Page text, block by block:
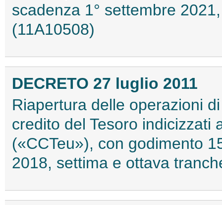
scadenza 1° settembre
(11A10508)
DECRETO 27 luglio 2011
Riapertura delle operazioni
credito del Tesoro indicizzati
(«CCTeu»), con godimento
2018, settima e ottava